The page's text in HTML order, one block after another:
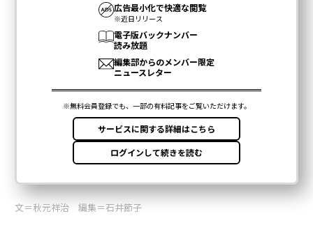
文＝秋元祥治 編集＝石井節子